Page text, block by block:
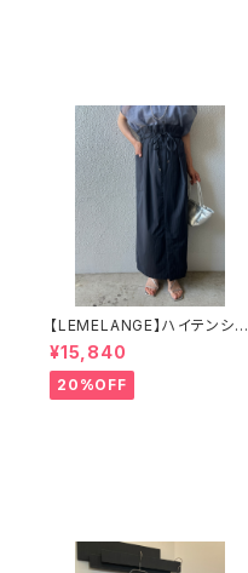
【LEMELANGE】ハイテンショ
ンピンストライプロングスカー
ト
¥15,840
20%OFF